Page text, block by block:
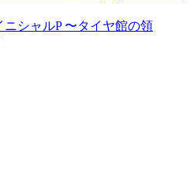
シャルP 〜タイヤ館の領